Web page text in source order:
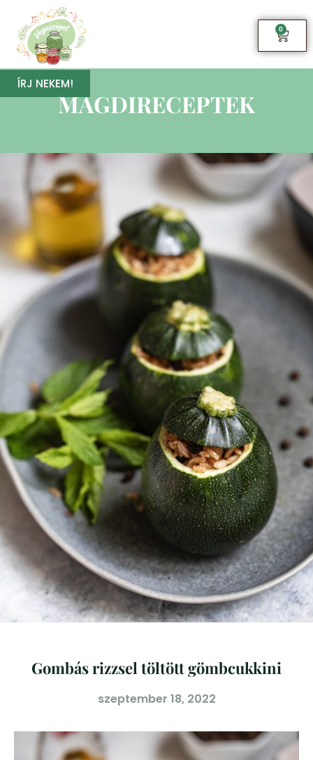
0
ÍRJ NEKEM!
MAGDIRECEPTEK
Gombás rizzsel töltött gömbcukkini
szeptember 18, 2022